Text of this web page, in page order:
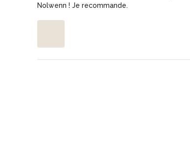
Nolwenn ! Je recommande.